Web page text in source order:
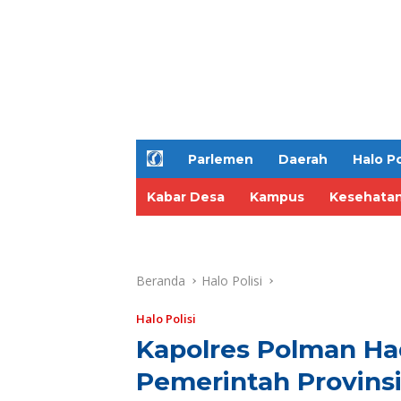
H
m
e
Parlemen Daerah Halo
Kabar Desa Kampus
Beranda Halo Polisi
Halo Polisi
Kapolres Polman
Pemerintah